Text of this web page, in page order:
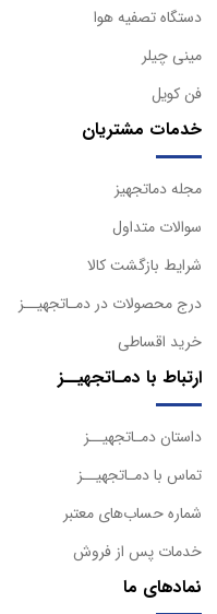
دستگاه تصفيه هوا
مینی چیلر
فن کویل
خدمات مشتریان
مجله دماتجهیز
سوالات متداول
شرایط بازگشت کالا
درج محصولات در دمـاتجهیــز
خرید اقساطی
ارتباط با دمـاتجهیــز
داستان دمـاتجهیــز
تماس با دمـاتجهیــز
شماره حساب‌های معتبر
خدمات پس از فروش
نمادهای ما